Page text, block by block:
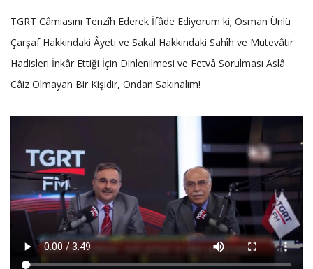
TGRT Câmiasını Tenzîh Ederek İfâde Ediyorum ki; Osman Ünlü
Çarşaf Hakkındaki Âyeti ve Sakal Hakkındaki Sahîh ve Mütevâtir
Hadisleri İnkâr Ettiği İçin Dinlenilmesi ve Fetvâ Sorulması Aslâ
Câiz Olmayan Bir Kişidir, Ondan Sakınalım!